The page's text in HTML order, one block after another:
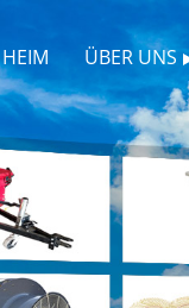
HEIM ÜBER UNS